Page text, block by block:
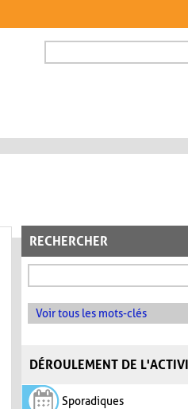
FORMULAIRE DE
RECHERCHER
Voir tous les mots-clés
DÉROULEMENT DE
Sporadiques